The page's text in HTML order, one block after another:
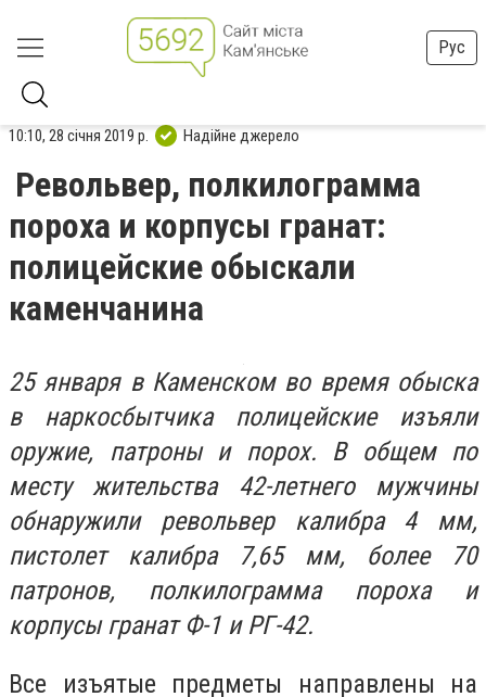
Рус
10:10, 28 січня 2019 р. Надійне джерело
Револьвер, полкилограмма
пороха и корпусы гранат:
полицейские обыскали
каменчанина
25 января в Каменском во время обыска
в наркосбытчика полицейские изъяли
оружие, патроны и порох. В общем по
месту жительства 42-летнего мужчины
обнаружили револьвер калибра 4 мм,
пистолет калибра 7,65 мм, более 70
патронов, полкилограмма пороха и
корпусы гранат Ф-1 и РГ-42.
Все изъятые предметы направлены на